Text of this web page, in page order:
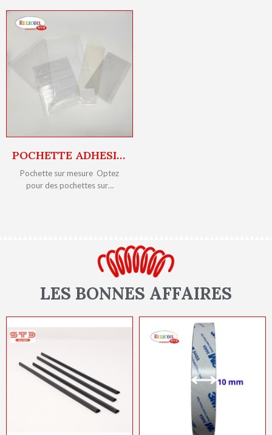
POCHETTE ADHESIVE SUR-MESURE
Pochette sur mesure Optez
pour des pochettes sur…
LES BONNES AFFAIRES